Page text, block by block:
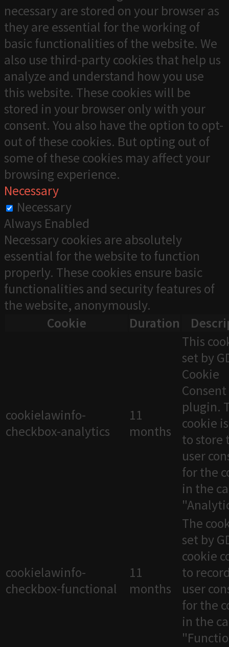
necessary are stored on your browser as
they are essential for the working of
basic functionalities of the website. We
also use third-party cookies that help us
analyze and understand how you use
this website. These cookies will be
stored in your browser only with your
consent. You also have the option to opt-
out of these cookies. But opting out of
some of these cookies may affect your
browsing experience.
Necessary
Necessary
Always Enabled
Necessary cookies are absolutely
essential for the website to function
properly. These cookies ensure basic
functionalities and security features of
the website, anonymously.
Cookie
Duration
cookielawinfo-
checkbox-analytics
11
months
This
set by
Cookie
Consent
plugin.
cookie
to store
user
for the
in the
cookielawinfo-
checkbox-functional
11
months
The
set by
cookie
to
user
for the
in the